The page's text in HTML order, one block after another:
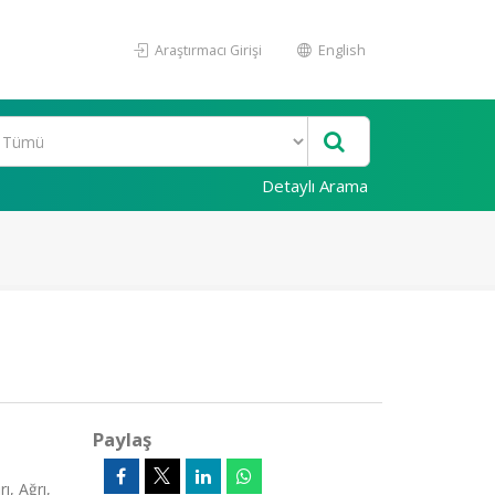
Araştırmacı Girişi English
Detaylı Arama
Ağrı,
Paylaş